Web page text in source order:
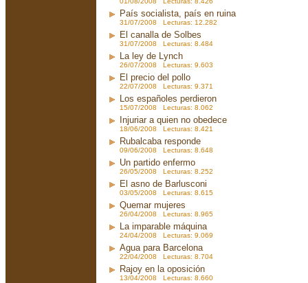
País socialista, país en ruina
31/07/2008 Lecturas: 12.282
El canalla de Solbes
31/07/2008 Lecturas: 8.484
La ley de Lynch
26/07/2008 Lecturas: 9.603
El precio del pollo
22/07/2008 Lecturas: 9.371
Los españoles perdieron
15/07/2008 Lecturas: 8.062
Injuriar a quien no obedece
18/06/2008 Lecturas: 8.421
Rubalcaba responde
09/06/2008 Lecturas: 8.648
Un partido enfermo
26/05/2008 Lecturas: 8.252
El asno de Barlusconi
03/05/2008 Lecturas: 8.615
Quemar mujeres
26/04/2008 Lecturas: 8.965
La imparable máquina
24/04/2008 Lecturas: 9.069
Agua para Barcelona
22/04/2008 Lecturas: 8.704
Rajoy en la oposición
13/04/2008 Lecturas: 8.660